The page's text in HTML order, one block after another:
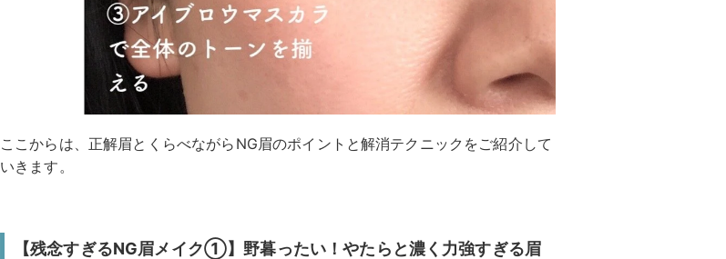
ここからは、正解眉とくらべながらNG眉のポイントと解消テクニックをご紹介して
いきます。
【残念すぎるNG眉メイク①】野暮ったい！やたらと濃く力強すぎる眉